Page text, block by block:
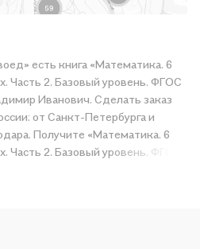
есть книга «Математика. 6
Часть 2. Базовый уровень. ФГОС
Иванович. Сделать заказ
от Санкт-Петербурга и
Получите «Математика. 6
Часть 2. Базовый уровень. ФГОС